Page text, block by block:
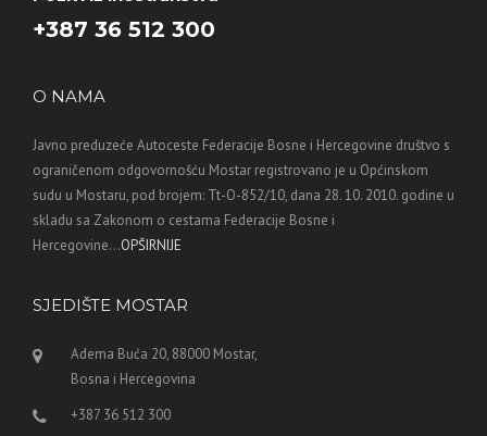
+387 36 512 300
O NAMA
Javno preduzeće Autoceste Federacije Bosne i Hercegovine društvo s
ograničenom odgovornošću Mostar registrovano je u Općinskom
sudu u Mostaru, pod brojem: Tt-O-852/10, dana 28. 10. 2010. godine u
skladu sa Zakonom o cestama Federacije Bosne i
Hercegovine...OPŠIRNIJE
SJEDIŠTE MOSTAR
Adema Buća 20, 88000 Mostar,
Bosna i Hercegovina
+387 36 512 300